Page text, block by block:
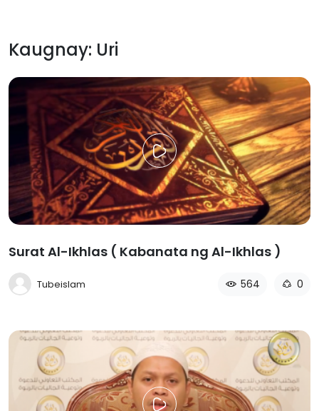
Kaugnay: Uri
Surat Al-Ikhlas ( Kabanata ng Al-Ikhlas )
Tubeislam 564 0